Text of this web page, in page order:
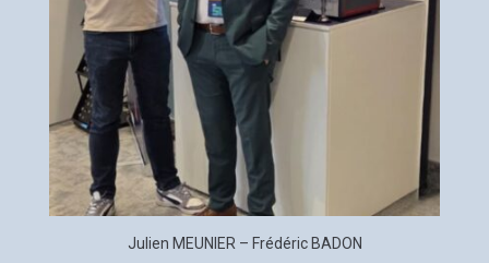
Julien MEUNIER – Frédéric BADON